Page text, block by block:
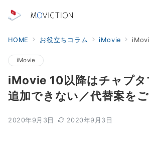
HOME お役立ちコラム iMovie iMovie 10以
iMovie
iMovie 10以降はチャプタ
追加できない／代替案を
2020年9月3日 2020年9月3日